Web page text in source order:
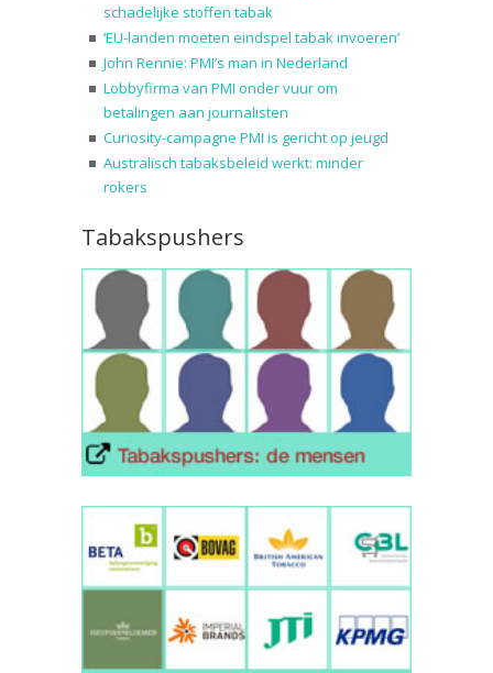
schadelijke stoffen tabak
‘EU-landen moeten eindspel tabak invoeren’
John Rennie: PMI’s man in Nederland
Lobbyfirma van PMI onder vuur om
betalingen aan journalisten
Curiosity-campagne PMI is gericht op jeugd
Australisch tabaksbeleid werkt: minder
rokers
Tabakspushers